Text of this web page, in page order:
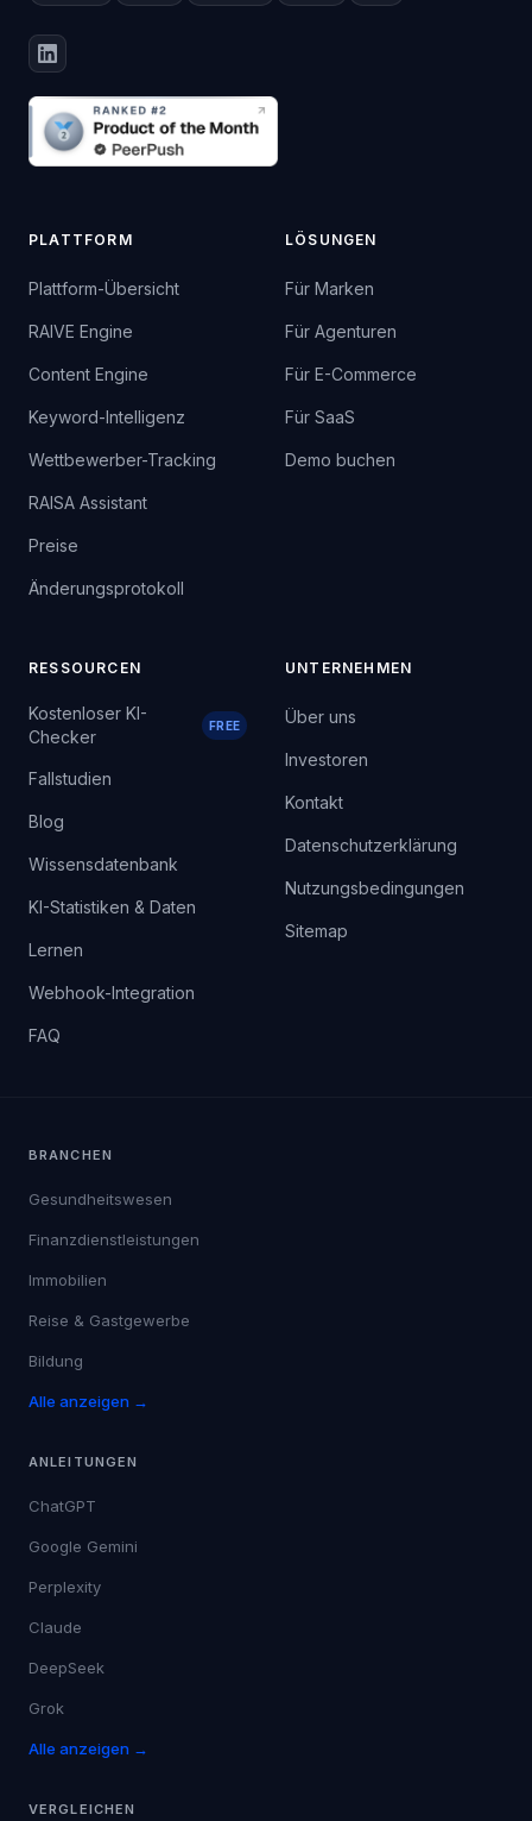
PLATTFORM
Plattform-Übersicht
RAIVE Engine
Content Engine
Keyword-Intelligenz
Wettbewerber-Tracking
RAISA Assistant
Preise
Änderungsprotokoll
LÖSUNGEN
Für Marken
Für Agenturen
Für E-Commerce
Für SaaS
Demo buchen
RESSOURCEN
Kostenloser KI-
Checker
FREE
Fallstudien
Blog
Wissensdatenbank
KI-Statistiken & Daten
Lernen
Webhook-Integration
FAQ
UNTERNEHMEN
Über uns
Investoren
Kontakt
Datenschutzerklärung
Nutzungsbedingungen
Sitemap
BRANCHEN
Gesundheitswesen
Finanzdienstleistungen
Immobilien
Reise & Gastgewerbe
Bildung
Alle anzeigen →
ANLEITUNGEN
ChatGPT
Google Gemini
Perplexity
Claude
DeepSeek
Grok
Alle anzeigen →
VERGLEICHEN